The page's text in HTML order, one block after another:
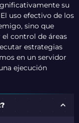
su
uso efectivo de los
sino que
control de áreas
estrategias
en un servidor
ejecución